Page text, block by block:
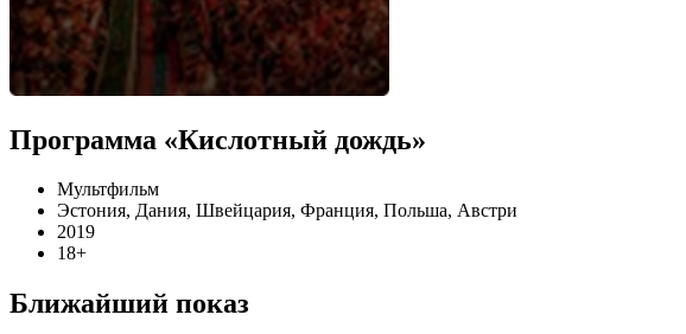
Программа «Кислотный дождь»
Мультфильм
Эстония, Дания, Швейцария, Франция, Польша, Австри
2019
18+
Ближайший показ